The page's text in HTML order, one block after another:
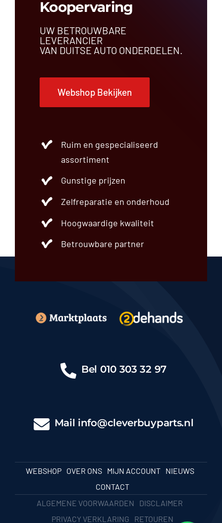
Koopervaring
UW BETROUWBARE
LEVERANCIER
VAN DUITSE AUTO ONDERDELEN.
Webshop Bekijken
Ruim en gespecialiseerd
assortiment
Gunstige prijzen
Zelfreparatie en onderhoud
Hoogwaardige kwaliteit
Betrouwbare partner
Bel 010 303 32 97
Mail info@cleverbuyparts.nl
WEBSHOP OVER ONS MIJN ACCOUNT
NIEUWS
CONTACT
ALGEMENE VOORWAARDEN
DISCLAIMER
PRIVACY VERKLARING
RETOUREN